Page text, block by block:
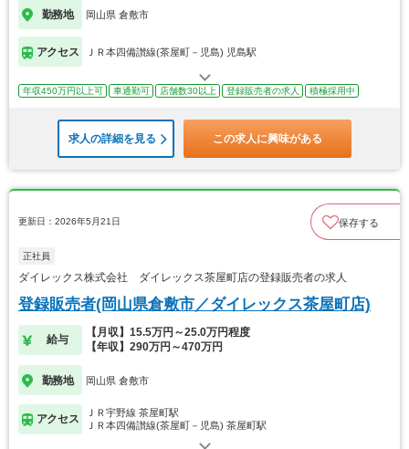
勤務地 岡山県 倉敷市
アクセス ＪＲ本四備讃線(茶屋町－児島) 児島駅
年収450万円以上可 車通勤可 店舗数30以上 登録販売者の求人 積極採用中
求人の詳細を見る この求人に興味がある
更新日：2026年5月21日 保存する
正社員
ダイレックス株式会社 ダイレックス茶屋町店の登録販売者の求人
登録販売者(岡山県倉敷市／ダイレックス茶屋町店)
給与
【月収】15.5万円～25.0万円程度
【年収】290万円～470万円
勤務地 岡山県 倉敷市
アクセス
ＪＲ宇野線 茶屋町駅
ＪＲ本四備讃線(茶屋町－児島) 茶屋町駅